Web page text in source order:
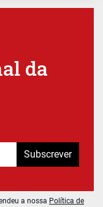
da
Subscrever
a nossa Política de